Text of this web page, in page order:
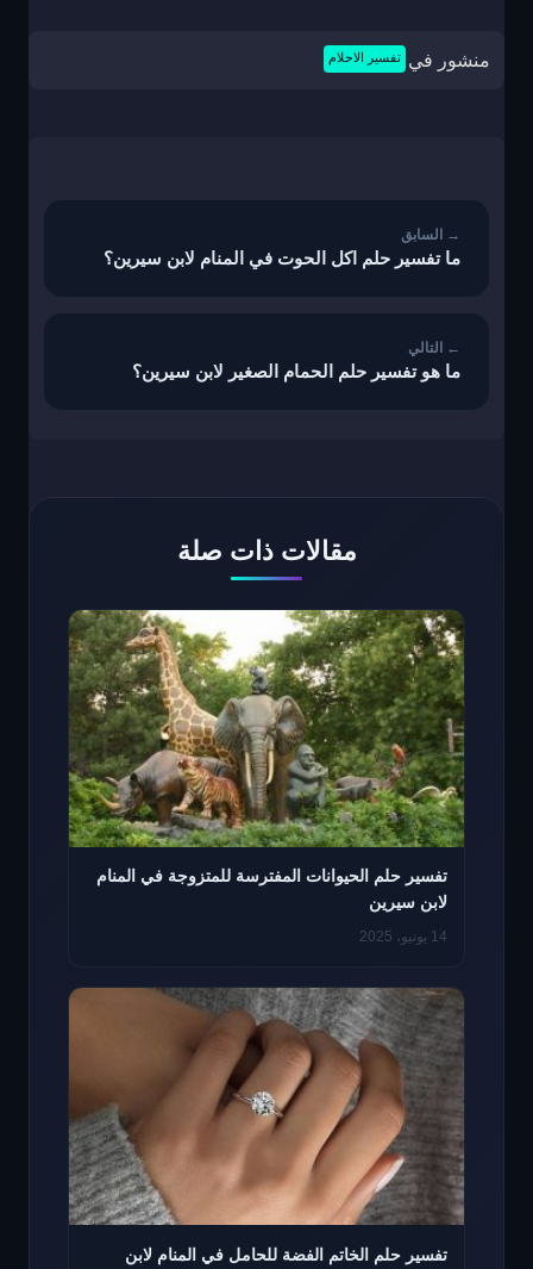
منشور في تفسير الاحلام
ما تفسير حلم اكل الحوت في المنام لابن سيرين؟
ما هو تفسير حلم الحمام الصغير لابن سيرين؟
مقالات ذات صلة
تفسير حلم الحيوانات المفترسة للمتزوجة في المنام
لابن سيرين
14 يونيو، 2025
تفسير حلم الخاتم الفضة للحامل في المنام لابن